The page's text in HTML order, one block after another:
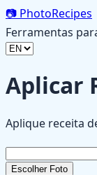
📷 PhotoRecipes
Ferramentas
Aplicar
Aplique receita
Escolher Foto